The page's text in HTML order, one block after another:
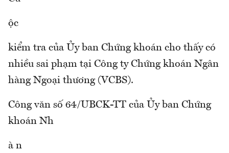
ộc
kiểm tra của Ủy ban Chứng khoán cho thấy có
nhiều sai phạm tại Công ty Chứng khoán Ngân
hàng Ngoại thương (VCBS).
Công văn số 64/UBCK-TT của Ủy ban Chứng
khoán Nh
à n